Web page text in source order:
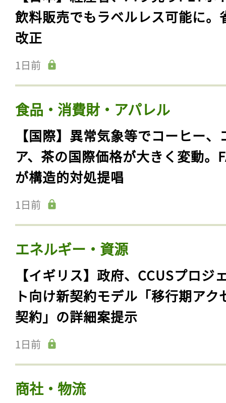
飲料販売でもラベルレス可能に。
改正
1日前
食品・消費財・アパレル
【国際】異常気象等でコーヒー、
ア、茶の国際価格が大きく変動。
が構造的対処提唱
1日前
エネルギー・資源
【イギリス】政府、CCUSプロジ
ト向け新契約モデル「移行期アク
契約」の詳細案提示
1日前
商社・物流